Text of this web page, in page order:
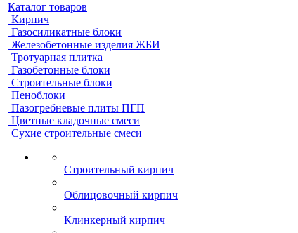
Каталог товаров
Кирпич
Газосиликатные блоки
Железобетонные изделия ЖБИ
Тротуарная плитка
Газобетонные блоки
Строительные блоки
Пеноблоки
Пазогребневые плиты ПГП
Цветные кладочные смеси
Сухие строительные смеси
Строительный кирпич
Облицовочный кирпич
Клинкерный кирпич